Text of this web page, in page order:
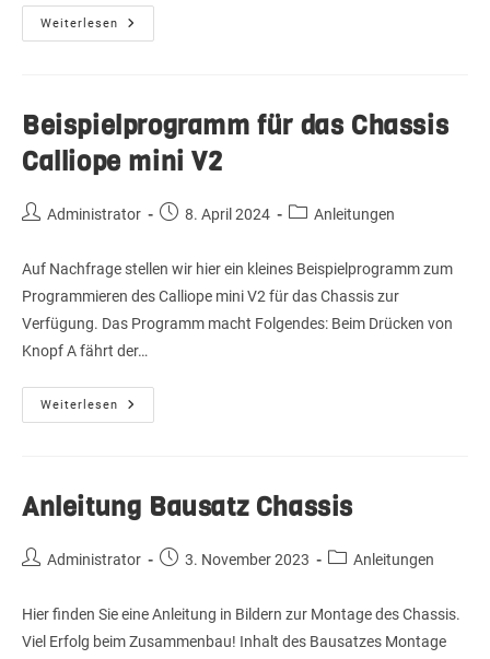
Weiterlesen
Beispielprogramm
Für
V3
Beispielprogramm für das Chassis
Calliope mini V2
Beitrags-
Administrator
Beitrag8. April 2024
Beitrags-
Anleitungen
Auf Nachfrage stellen wir hier ein kleines Beispielprogramm zum
Programmieren des Calliope mini V2 für das Chassis zur
Verfügung. Das Programm macht Folgendes: Beim Drücken von
Knopf A fährt der…
Weiterlesen
Beispielprogramm
Für
V2
Anleitung Bausatz Chassis
Beitrags-
Administrator
Beitrag3. November 2023
Beitrags-
Anleitungen
Hier finden Sie eine Anleitung in Bildern zur Montage des Chassis.
Viel Erfolg beim Zusammenbau! Inhalt des Bausatzes Montage